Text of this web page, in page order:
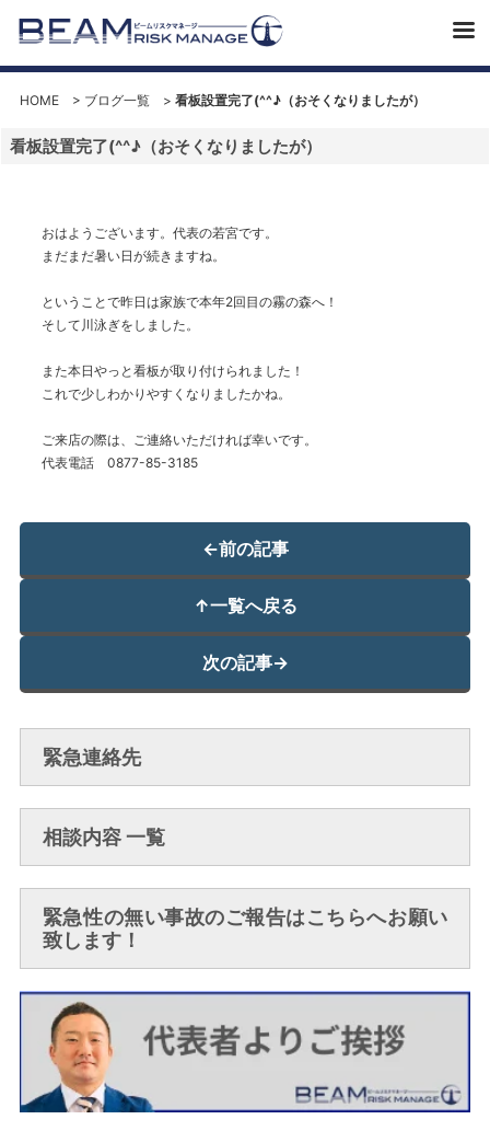
HOME> ブログ一覧> 看板設置完了(^^♪（おそくなりましたが）
看板設置完了(^^♪（おそくなりましたが）
おはようございます。代表の若宮です。
まだまだ暑い日が続きますね。
ということで昨日は家族で本年2回目の霧の森へ！
そして川泳ぎをしました。
また本日やっと看板が取り付けられました！
これで少しわかりやすくなりましたかね。
ご来店の際は、ご連絡いただければ幸いです。
代表電話 0877-85-3185
←前の記事
↑一覧へ戻る
次の記事→
緊急連絡先
相談内容 一覧
緊急性の無い事故のご報告はこちらへお願い
致します！